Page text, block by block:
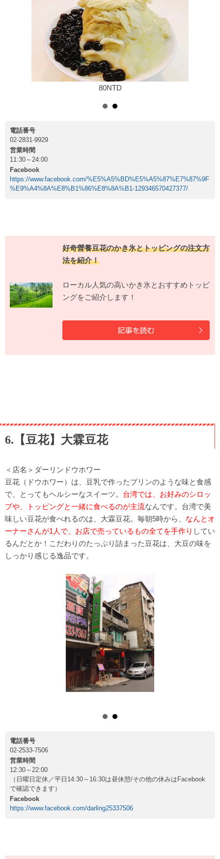
140NTD
電話番号
02-2831-9929
営業時間
11:30～24:00
Facebook
https://www.facebook.com/%E5%A5%BD%E5%A5%87%E7%87%9F
%E9%A4%8A%E8%B1%86%E8%8A%B1-129346570427377/
好奇營養豆花のかき氷とトッピングの注文方
法を紹介！
ローカル人気の高いかき氷とおすすめトッピ
ングをご紹介します！
6.【豆花】大霖豆花
＜店名＞ダーリンドウホワー
豆花（ドウホワー）は、豆乳で作ったプリンのような味と食感
で、とってもヘルシーなスイーツ。 台湾では、お好みのシロッ
プや、トッピングと一緒に食べるのが主流なんです。台湾で美
味しい豆花が食べれるのは、大霖豆花。毎朝5時から、 なんとオ
ーナーさんが1人で、お店で売っているもの全てを手作り してい
るんだとか！こだわりのたっぷり詰まった豆花は、大豆の味を
しっかり感じる逸品です。
電話番号
02-2533-7506
営業時間
12:30～22:00
（日曜日定休／平日14:30～16:30は昼休憩/その他の休みはFacebook
で確認できます）
Facebook
https://www.facebook.com/darling25337506